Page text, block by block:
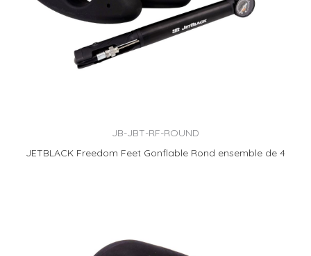
JB-JBT-RF-ROUND
JETBLACK Freedom Feet Gonflable Rond ensemble de 4